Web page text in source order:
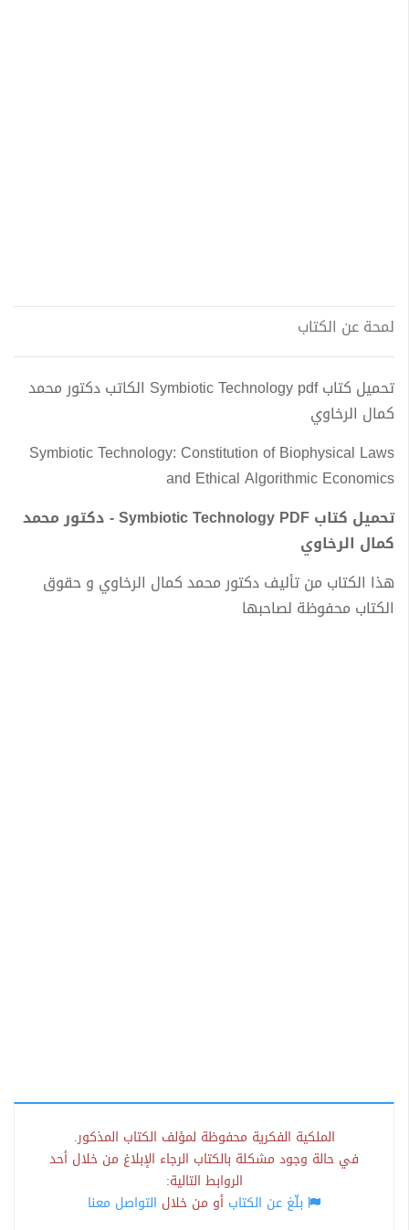
لمحة عن الكتاب
تحميل كتاب Symbiotic Technology pdf الكاتب دكتور محمد
كمال الرخاوي
Symbiotic Technology: Constitution of Biophysical Laws
and Ethical Algorithmic Economics
تحميل كتاب Symbiotic Technology PDF - دكتور محمد
كمال الرخاوي
هذا الكتاب من تأليف دكتور محمد كمال الرخاوي و حقوق
الكتاب محفوظة لصاحبها
الملكية الفكرية محفوظة لمؤلف الكتاب المذكور.
في حالة وجود مشكلة بالكتاب الرجاء الإبلاغ من خلال أحد
الروابط التالية:
بلّغ عن الكتاب أو من خلال التواصل معنا